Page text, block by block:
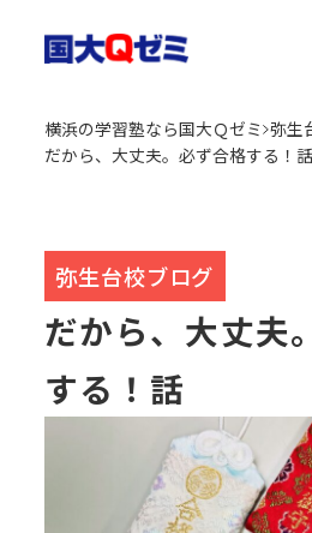
横浜の学習塾なら国大Ｑゼミ 弥生
だから、大丈夫。必ず合格する！話
弥生台校ブログ
だから、大丈夫
する！話